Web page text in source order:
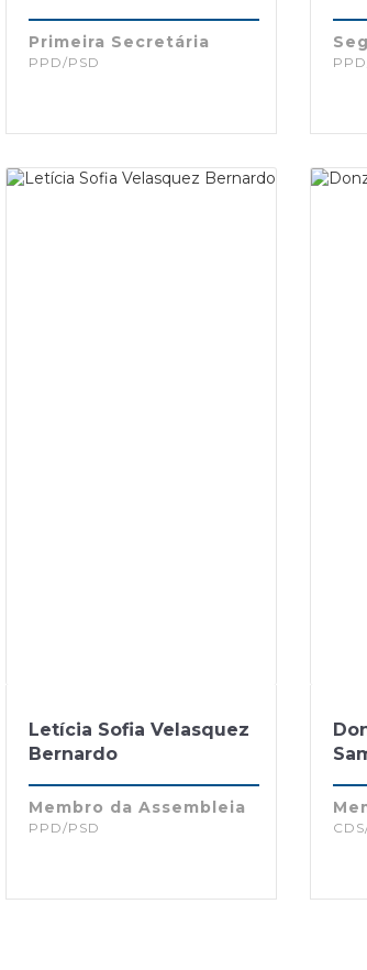
Primeira Secretária
PPD/PSD
Letícia Sofia Velasquez
Bernardo
Membro da Assembleia
PPD/PSD